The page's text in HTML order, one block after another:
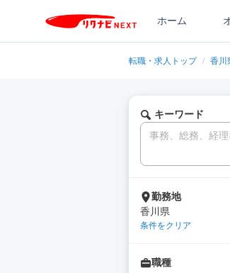
ホーム
転職・求人トップ / 香川
キーワード
勤務地
香川県
条件をクリア
職種